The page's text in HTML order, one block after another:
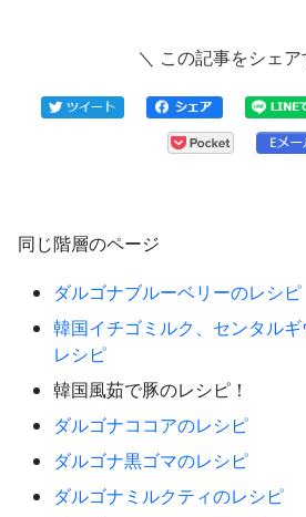
＼ この記事をシェア
同じ階層のページ
ダルゴナブルーベリーのレシピ
韓国イチゴミルク、センタル
レシピ
韓国風茹で豚のレシピ！
ダルゴナココアのレシピ
ダルゴナ黒ゴマのレシピ
ダルゴナミルクティのレシピ